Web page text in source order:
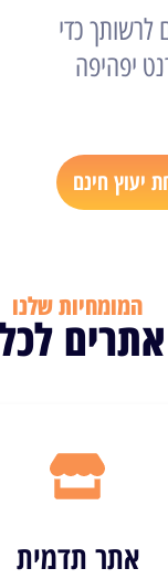
לרשותך כדי
יפהיפה
יעוץ חינם
המומחיות שלנו
אתרים
אתר תדמית